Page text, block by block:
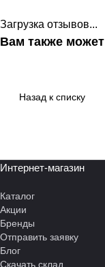
Загрузка отзывов...
Вам также
Назад к списку
Интернет-магазин
Каталог
Акции
Бренды
Отправить заявку
Блог
Скачать склад